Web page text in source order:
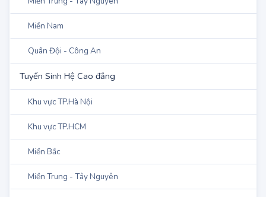
Miền Bắc
Miền Trung - Tây Nguyên
Miền Nam
Khu vực TP.Hà Nội
Khu vực TP.HCM
Miền Bắc